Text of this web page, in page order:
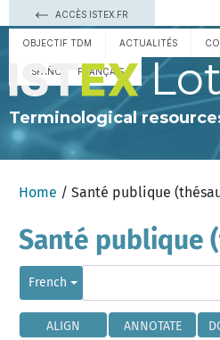
ACCÈS ISTEX.FR
OBJECTIF TDM ACTUALITÉS
ESPAÑOL FRANÇAIS
Terminological
Home / Santé publique
Santé publique
French
ALIGN ANNOTATE